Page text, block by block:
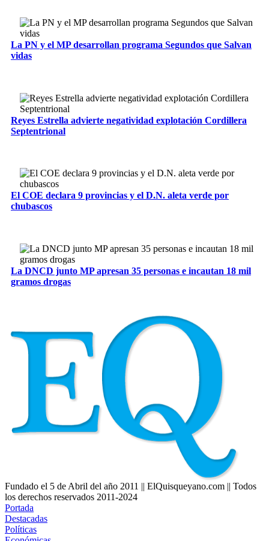
La PN y el MP desarrollan programa Segundos que Salvan
vidas
Reyes Estrella advierte negatividad explotación Cordillera
Septentrional
El COE declara 9 provincias y el D.N. aleta verde por
chubascos
La DNCD junto MP apresan 35 personas e incautan 18 mil
gramos drogas
Fundado el 5 de Abril del año 2011 || ElQuisqueyano.com || Todos
los derechos reservados 2011-2024
Portada
Destacadas
Políticas